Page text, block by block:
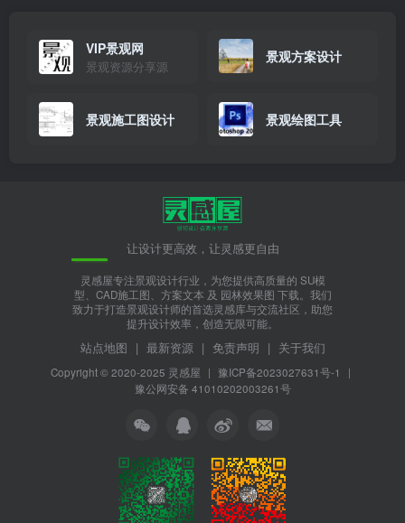
VIP景观网
景观资源分享源
景观方案设计
景观施工图设计 景观绘图工具
让设计更高效，让灵感更自由
灵感屋专注景观设计行业，为您提供高质量的 SU模
型、CAD施工图、方案文本 及 园林效果图 下载。我们
致力于打造景观设计师的首选灵感库与交流社区，助您
提升设计效率，创造无限可能。
站点地图 | 最新资源 | 免责声明 | 关于我们
Copyright © 2020-2025 灵感屋 | 豫ICP备2023027631号-1
|
豫公网安备 41010202003261号